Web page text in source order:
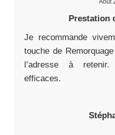
Prestation
Je recommande
touche de
l’adresse à
efficaces.